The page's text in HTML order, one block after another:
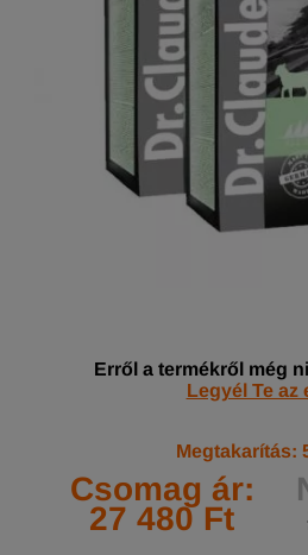
Erről a termékről még
Legyél Te az
Megtakarítás:
Csomag ár:
27 480 Ft